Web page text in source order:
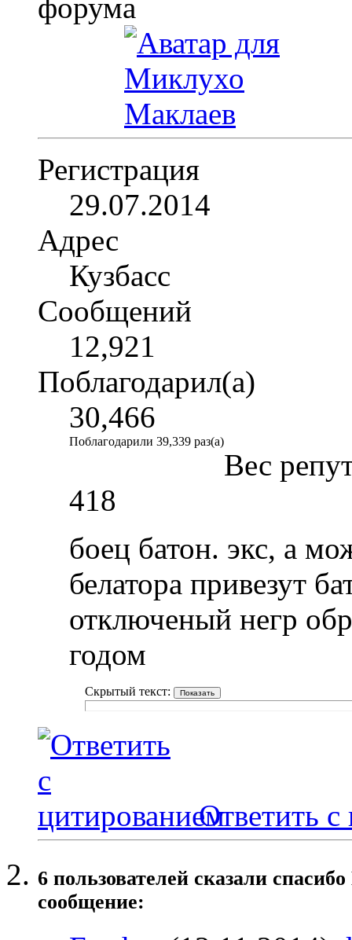
Регистрация
29.07.2014
Адрес
Кузбасс
Сообщений
12,921
Поблагодарил(а)
30,466
Поблагодарили 39,339 раз(а)
Вес
418
боец батон. экс, а
белатора привезут
отключеный негр
годом
Скрытый текст:
Ответить с
6 пользователей сказали
сообщение: